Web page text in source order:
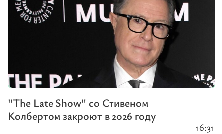
"The Late Show" со Стивеном
Колбертом закроют в 2026 году
16:31